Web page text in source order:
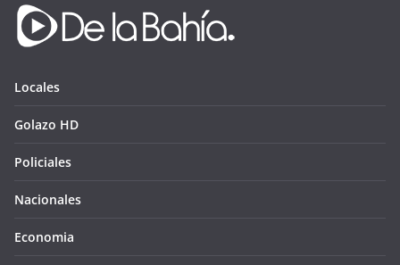
Locales
Golazo HD
Policiales
Nacionales
Economia